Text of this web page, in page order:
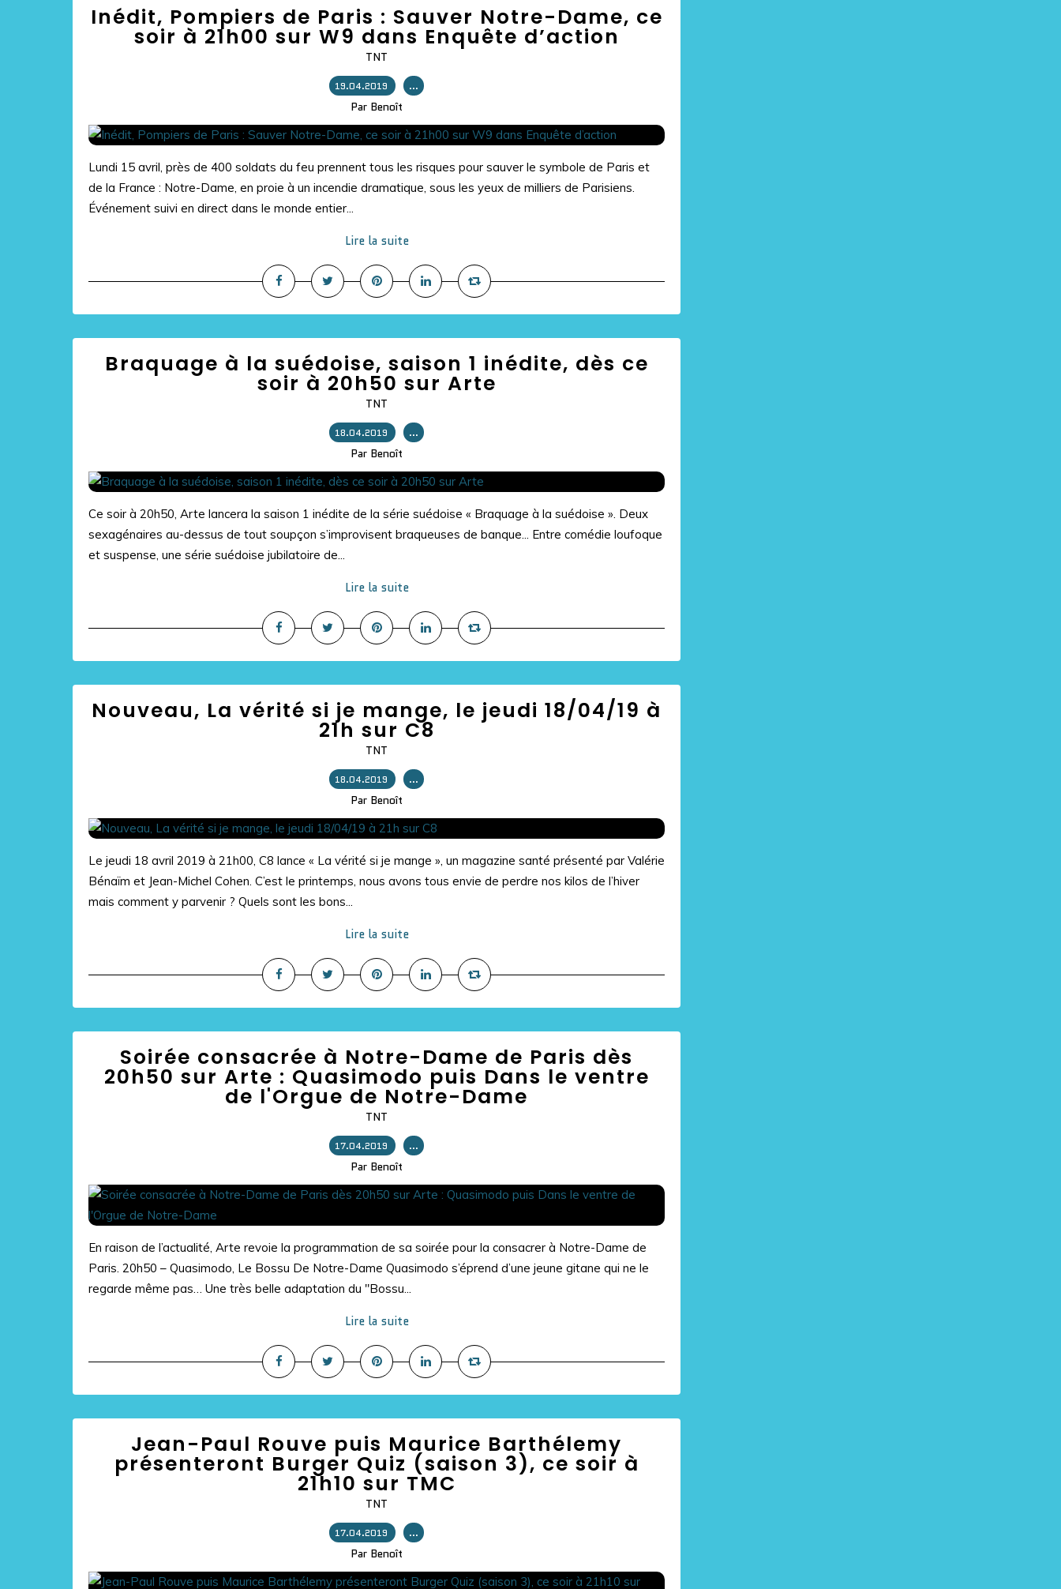
Inédit, Pompiers de Paris : Sauver Notre-Dame, ce
soir à 21h00 sur W9 dans Enquête d’action
TNT
19.04.2019 …
Par Benoît
Lundi 15 avril, près de 400 soldats du feu prennent tous les risques pour sauver le symbole de Paris et
de la France : Notre-Dame, en proie à un incendie dramatique, sous les yeux de milliers de Parisiens.
Événement suivi en direct dans le monde entier...
Lire la suite
Braquage à la suédoise, saison 1 inédite, dès ce
soir à 20h50 sur Arte
TNT
18.04.2019 …
Par Benoît
Ce soir à 20h50, Arte lancera la saison 1 inédite de la série suédoise « Braquage à la suédoise ». Deux
sexagénaires au-dessus de tout soupçon s’improvisent braqueuses de banque... Entre comédie loufoque
et suspense, une série suédoise jubilatoire de...
Lire la suite
Nouveau, La vérité si je mange, le jeudi 18/04/19 à
21h sur C8
TNT
18.04.2019 …
Par Benoît
Le jeudi 18 avril 2019 à 21h00, C8 lance « La vérité si je mange », un magazine santé présenté par Valérie
Bénaïm et Jean-Michel Cohen. C’est le printemps, nous avons tous envie de perdre nos kilos de l’hiver
mais comment y parvenir ? Quels sont les bons...
Lire la suite
Soirée consacrée à Notre-Dame de Paris dès
20h50 sur Arte : Quasimodo puis Dans le ventre
de l'Orgue de Notre-Dame
TNT
17.04.2019 …
Par Benoît
En raison de l’actualité, Arte revoie la programmation de sa soirée pour la consacrer à Notre-Dame de
Paris. 20h50 – Quasimodo, Le Bossu De Notre-Dame Quasimodo s’éprend d’une jeune gitane qui ne le
regarde même pas… Une très belle adaptation du "Bossu...
Lire la suite
Jean-Paul Rouve puis Maurice Barthélemy
présenteront Burger Quiz (saison 3), ce soir à
21h10 sur TMC
TNT
17.04.2019 …
Par Benoît